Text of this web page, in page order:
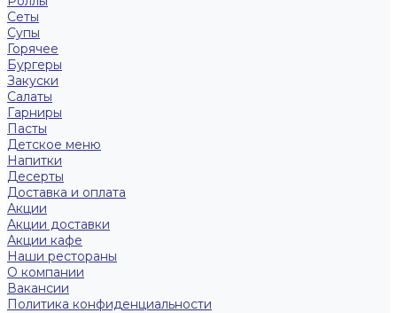
Сеты
Супы
Горячее
Бургеры
Закуски
Салаты
Гарниры
Пасты
Детское меню
Напитки
Десерты
Доставка и оплата
Акции
Акции доставки
Акции кафе
Наши рестораны
О компании
Вакансии
Политика конфиденциальности